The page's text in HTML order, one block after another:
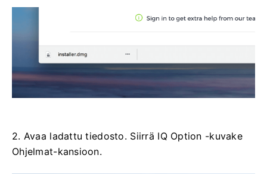
2. Avaa ladattu tiedosto. Siirrä IQ Option -kuvake
Ohjelmat-kansioon.